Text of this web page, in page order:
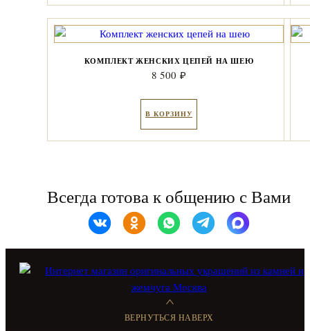
КОМПЛЕКТ ЖЕНСКИХ ЦЕПЕЙ НА ШЕЮ
8 500 ₽
В КОРЗИНУ
Всегда готова к общению с Вами
ВЕРНУТЬСЯ НАВЕРХ